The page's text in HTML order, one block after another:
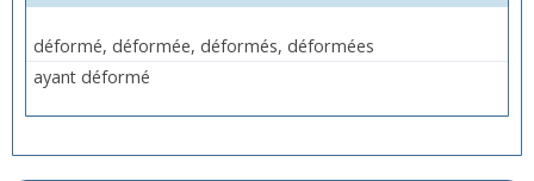
déformé, déformée, déformés, déformées
ayant déformé